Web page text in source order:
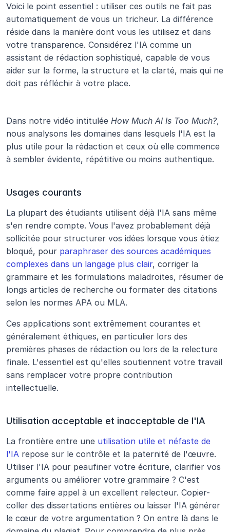
Voici le point essentiel : utiliser ces outils ne fait pas
automatiquement de vous un tricheur. La différence
réside dans la manière dont vous les utilisez et dans
votre transparence. Considérez l'IA comme un
assistant de rédaction sophistiqué, capable de vous
aider sur la forme, la structure et la clarté, mais qui ne
doit pas réfléchir à votre place.
Dans notre vidéo intitulée How Much AI Is Too Much?,
nous analysons les domaines dans lesquels l'IA est la
plus utile pour la rédaction et ceux où elle commence
à sembler évidente, répétitive ou moins authentique.
Usages courants
La plupart des étudiants utilisent déjà l'IA sans même
s'en rendre compte. Vous l'avez probablement déjà
sollicitée pour structurer vos idées lorsque vous étiez
bloqué, pour paraphraser des sources académiques
complexes dans un langage plus clair, corriger la
grammaire et les formulations maladroites, résumer de
longs articles de recherche ou formater des citations
selon les normes APA ou MLA.
Ces applications sont extrêmement courantes et
généralement éthiques, en particulier lors des
premières phases de rédaction ou lors de la relecture
finale. L'essentiel est qu'elles soutiennent votre travail
sans remplacer votre propre contribution
intellectuelle.
Utilisation acceptable et inacceptable de l'IA
La frontière entre une utilisation utile et néfaste de
l'IA repose sur le contrôle et la paternité de l'œuvre.
Utiliser l'IA pour peaufiner votre écriture, clarifier vos
arguments ou améliorer votre grammaire ? C'est
comme faire appel à un excellent relecteur. Copier-
coller des dissertations entières ou laisser l'IA générer
le cœur de votre argumentation ? On entre là dans le